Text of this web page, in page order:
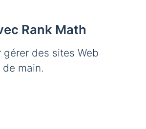
Rank Math
des sites Web
main.